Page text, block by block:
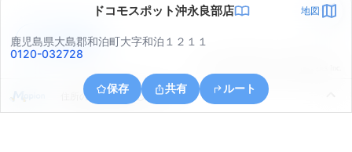
ドコモスポット沖永良部店 地図
鹿児島県大島郡和泊町大字和泊１２１１
0120-032728
保存 共有 ルート
住所の取得に失敗しました
アプリで見る